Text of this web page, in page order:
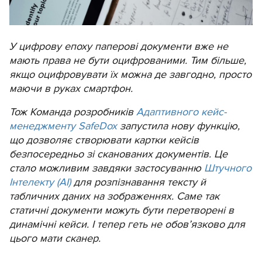
У цифрову епоху паперові документи вже не
мають права не бути оцифрованими. Тим більше,
якщо оцифровувати їх можна де завгодно, просто
маючи в руках смартфон.
Тож Команда розробниківАдаптивного кейс-
менеджменту SafeDoxзапустила нову функцію,
що дозволяє створювати картки кейсів
безпосередньо зі сканованих документів. Це
стало можливим завдяки застосуванню Штучного
Інтелекту (АІ)для розпізнавання тексту й
табличних даних на зображеннях. Саме так
статичні документи можуть бути перетворені в
динамічні кейси. І тепер геть не обов’язково для
цього мати сканер.